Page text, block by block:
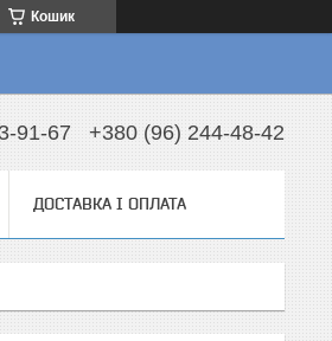
Кошик
91-67 +380 (96) 244-48-42
ДОСТАВКА І ОПЛАТА